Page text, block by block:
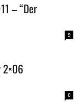
– “Der
9
2×06
0